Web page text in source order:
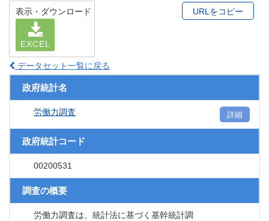
表示・ダウンロード
EXCEL
URLをコピー
データセット一覧に戻る
政府統計名
労働力調査 詳細
政府統計コード
00200531
調査の概要
労働力調査は、統計法に基づく基幹統計調